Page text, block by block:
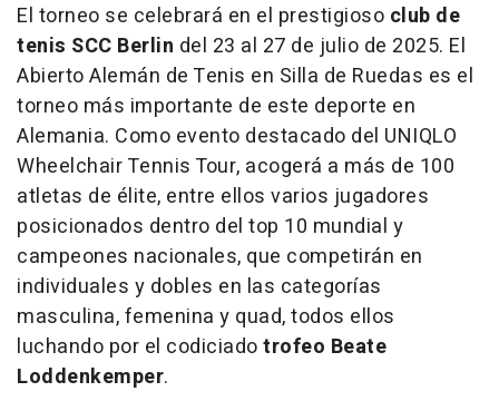
El torneo se celebrará en el prestigioso club de
tenis SCC Berlin del 23 al 27 de julio de 2025. El
Abierto Alemán de Tenis en Silla de Ruedas es el
torneo más importante de este deporte en
Alemania. Como evento destacado del UNIQLO
Wheelchair Tennis Tour, acogerá a más de 100
atletas de élite, entre ellos varios jugadores
posicionados dentro del top 10 mundial y
campeones nacionales, que competirán en
individuales y dobles en las categorías
masculina, femenina y quad, todos ellos
luchando por el codiciadotrofeo Beate
Loddenkemper.